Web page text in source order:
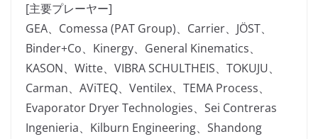
[主要プレーヤー]
GEA、Comessa (PAT Group)、Carrier、JÖST、
Binder+Co、Kinergy、General Kinematics、
KASON、Witte、VIBRA SCHULTHEIS、TOKUJU、
Carman、AViTEQ、Ventilex、TEMA Process、
Evaporator Dryer Technologies、Sei Contreras
Ingenieria、Kilburn Engineering、Shandong